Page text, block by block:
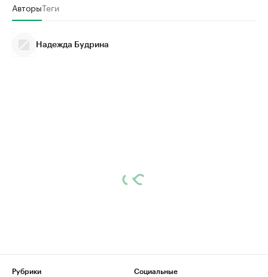
АвторыТеги
Надежда Будрина
Рубрики
Социальные